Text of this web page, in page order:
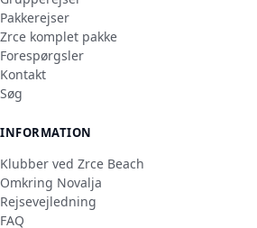
Pakkerejser
Zrce komplet pakke
Forespørgsler
Kontakt
Søg
INFORMATION
Klubber ved Zrce Beach
Omkring Novalja
Rejsevejledning
FAQ